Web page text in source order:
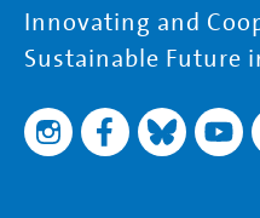
Innovating and
Sustainable Future